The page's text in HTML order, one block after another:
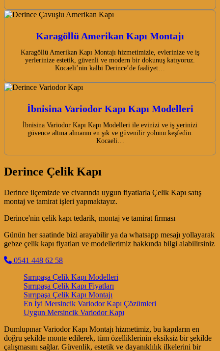
Karagöllü Amerikan Kapı Montajı
Karagöllü Amerikan Kapı Montajı hizmetimizle, evlerinize ve iş
yerlerinize estetik, güvenli ve modern bir dokunuş katıyoruz.
Kocaeli’nin kalbi Derince’de faaliyet…
İbnisina Variodor Kapı Kapı Modelleri
İbnisina Variodor Kapı Kapı Modelleri ile evinizi ve iş yerinizi
güvence altına almanın en şık ve güvenilir yolunu keşfedin.
Kocaeli…
Derince Çelik Kapı
Derince ilçemizde ve civarında uygun fiyatlarla Çelik Kapı satış
montaj ve tamirat işleri yapmaktayız.
Derince'nin çelik kapı tedarik, montaj ve tamirat firması
Günün her saatinde bizi arayabilir ya da whatsapp mesajı yollayarak
gebze çelik kapı fiyatları ve modellerimiz hakkında bilgi alabilirsiniz
0541 448 62 58
Sırrıpaşa Çelik Kapı Modelleri
Sırrıpaşa Çelik Kapı Fiyatları
Sırrıpaşa Çelik Kapı Montajı
En İyi Mersincik Variodor Kapı Çözümleri
Uygun Mersincik Variodor Kapı
Dumlupınar Variodor Kapı Montajı hizmetimiz, bu kapıların en
doğru şekilde monte edilerek, tüm özelliklerinin eksiksiz bir şekilde
çalışmasını sağlar. Güvenlik, estetik ve dayanıklılık ilkelerini bir